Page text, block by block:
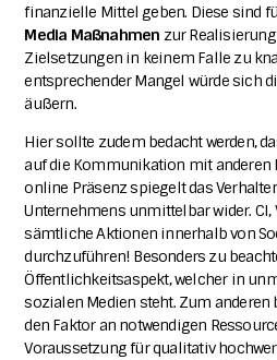
finanzielle Mittel geben. Diese sind
Media Maßnahmen zur
Zielsetzungen in keinem Falle zu
entsprechender Mangel würde sich
äußern.
Hier sollte zudem bedacht werden,
auf die Kommunikation mit anderen
online Präsenz spiegelt das
Unternehmens unmittelbar wider. CI,
sämtliche Aktionen innerhalb von
durchzuführen! Besonders zu
Öffentlichkeitsaspekt, welcher in
sozialen Medien steht. Zum anderen
den Faktor an notwendigen
Voraussetzung für qualitativ